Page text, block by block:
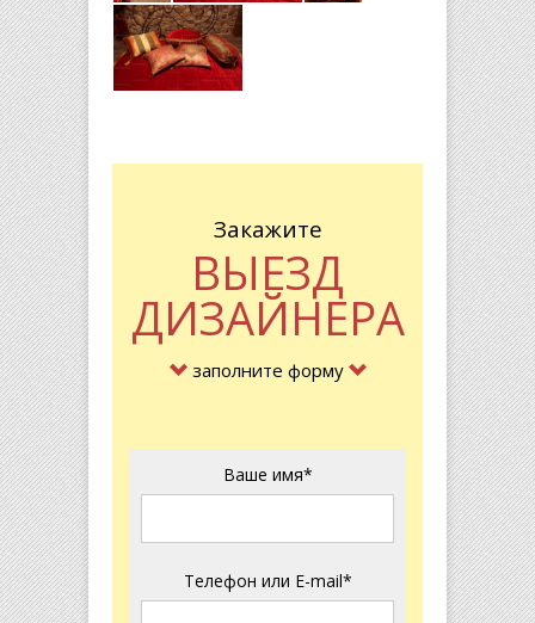
Закажите
ВЫЕЗД
ДИЗАЙНЕРА
заполните форму
Ваше имя*
Телефон или E-mail*
Please leave